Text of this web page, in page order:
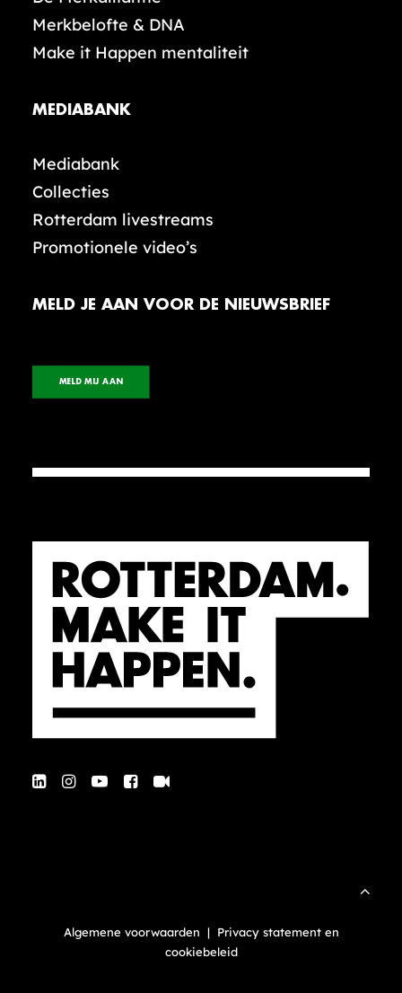
Merkbelofte & DNA
Make it Happen mentaliteit
MEDIABANK
Mediabank
Collecties
Rotterdam livestreams
Promotionele video’s
MELD JE AAN VOOR DE NIEUWSBRIEF
MELD MIJ AAN
Algemene voorwaarden | Privacy statement en
cookiebeleid